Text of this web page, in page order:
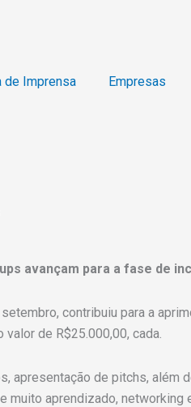
de Imprensa Empresas
avançam para a fase de
contribuiu para a
de R$25.000,00, cada.
apresentação de pitchs, além
aprendizado,